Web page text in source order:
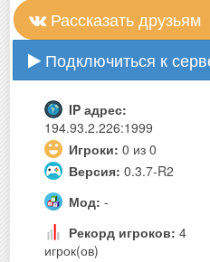
Рассказать друзьям
Подключиться к
IP адрес:
194.93.2.226:1999
Игроки: 0 из 0
Версия: 0.3.7-R2
Мод: -
Рекорд игроков: 4
игрок(ов)